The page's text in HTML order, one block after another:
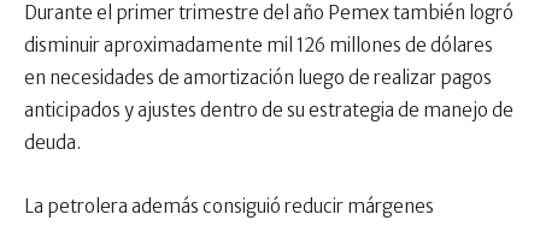
Durante el primer trimestre del año Pemex también logró
disminuir aproximadamente mil 126 millones de dólares
en necesidades de amortización luego de realizar pagos
anticipados y ajustes dentro de su estrategia de manejo de
deuda.
La petrolera además consiguió reducir márgenes